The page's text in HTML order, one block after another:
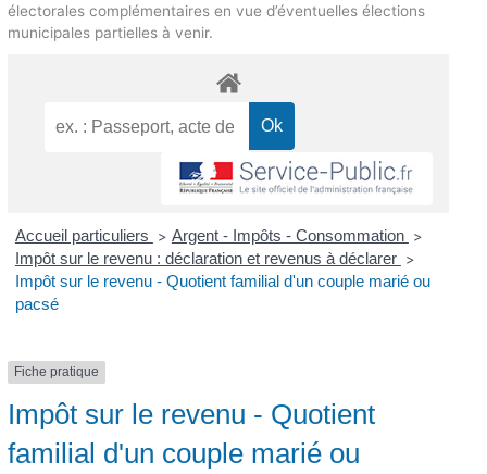
électorales complémentaires en vue d’éventuelles élections
municipales partielles à venir.
Accueil particuliers > Argent - Impôts - Consommation >
Impôt sur le revenu : déclaration et revenus à déclarer >
Impôt sur le revenu - Quotient familial d'un couple marié ou
pacsé
Fiche pratique
Impôt sur le revenu - Quotient
familial d'un couple marié ou